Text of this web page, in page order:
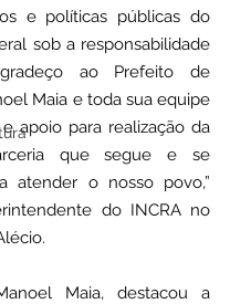
e políticas públicas do
sob a responsabilidade
ao Prefeito de
Maia e toda sua equipe
apoio para realização da
que segue e se
atender o nosso povo,”
do INCRA no
Maia, destacou a